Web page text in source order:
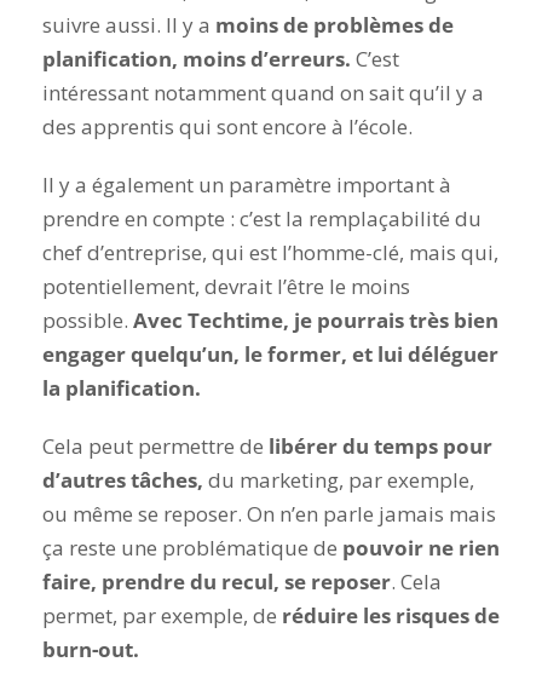
suivre aussi. Il y a moins de problèmes de
planification, moins d’erreurs. C’est
intéressant notamment quand on sait qu’il y a
des apprentis qui sont encore à l’école.
Il y a également un paramètre important à
prendre en compte : c’est la remplaçabilité du
chef d’entreprise, qui est l’homme-clé, mais qui,
potentiellement, devrait l’être le moins
possible. Avec Techtime, je pourrais très bien
engager quelqu’un, le former, et lui déléguer
la planification.
Cela peut permettre de libérer du temps pour
d’autres tâches, du marketing, par exemple,
ou même se reposer. On n’en parle jamais mais
ça reste une problématique de pouvoir ne rien
faire, prendre du recul, se reposer. Cela
permet, par exemple, de réduire les risques de
burn-out.